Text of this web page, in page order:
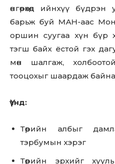
өнгөрөхөд ийнхүү
барьж буй МАН-аас
оршин суугаа хүн бүр
тэгш байх ёстой гэх
мөн шалгаж,
тооцохыг шаардаж
Үүнд:
Төрийн албыг
тэрбумын хэрэг
Төрийн эрхийг